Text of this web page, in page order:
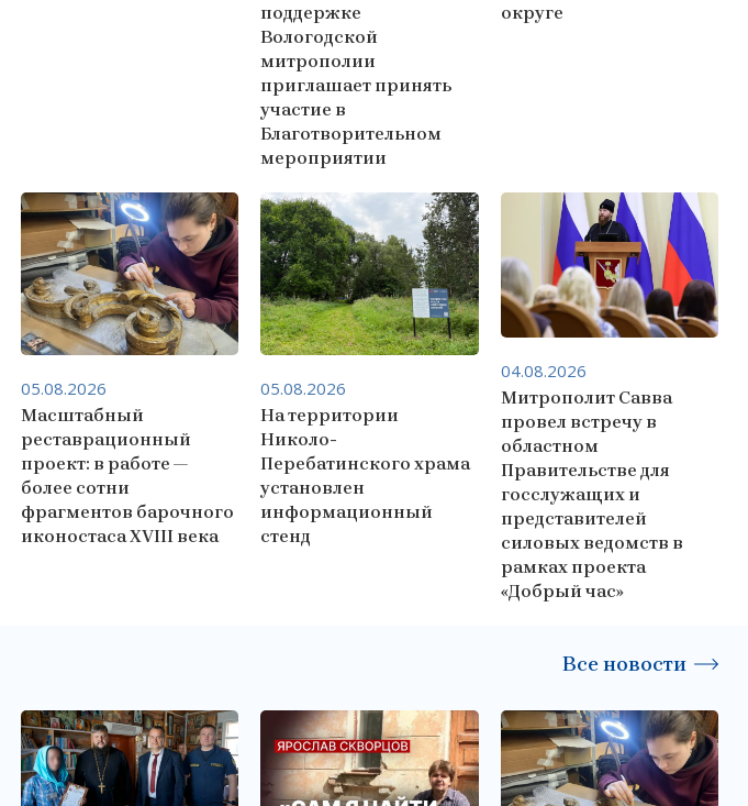
поддержке
Вологодской
митрополии
приглашает принять
участие в
Благотворительном
мероприятии
округе
Масштабный
реставрационный
проект: в работе —
более сотни
фрагментов барочного
иконостаса XVIII века
05.08.2026
На территории
Николо-
Перебатинского храма
установлен
информационный
стенд
05.08.2026
Митрополит Савва
провел встречу в
областном
Правительстве для
госслужащих и
представителей
силовых ведомств в
рамках проекта
«Добрый час»
04.08.2026
Все новости